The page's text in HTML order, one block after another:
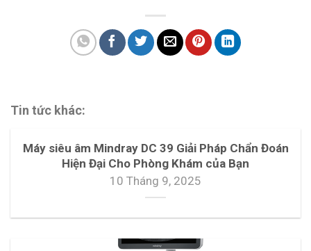
Tin tức khác:
Máy siêu âm Mindray DC 39 Giải Pháp Chẩn Đoán
Hiện Đại Cho Phòng Khám của Bạn
10 Tháng 9, 2025